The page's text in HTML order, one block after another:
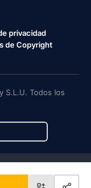
privacidad
de Copyright
S.L.U. Todos los